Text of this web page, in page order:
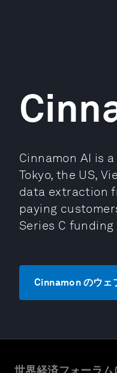
Cinnamon AI is
Tokyo, the US,
data extraction
paying
Series C
Cinnamon のウェ
世界経済フォーラム